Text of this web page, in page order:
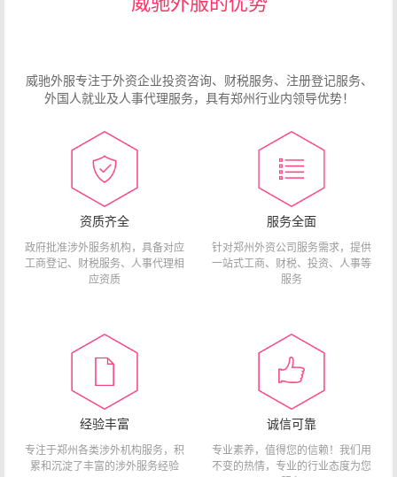
一图看懂！ 新版中华人民共和国外国人永久居留身份证与外国护
应:2023年4月中共中央政治局会议强调，要把吸引外商投资放在
更加重要的位置，稳住外贸外资基本盘。近日，...
国家移民管理局政务服务平台开通外国人签证证件网上预约查询等功能
等功能:2023年10月9日起，国家移民管理局政务服务平台开通在
华外籍人士签证证件网上预约查询等功能。具...
威驰外服专注于外资企业投资咨询、财税服务、注册登记服务、
外国人就业及人事代理服务，具有郑州行业内领导优势！
资质齐全
政府批准涉外服务机构，具备对应
工商登记、财税服务、人事代理相
应资质
服务全面
针对郑州外资公司服务需求，提供
一站式工商、财税、投资、人事等
服务
经验丰富
专注于郑州各类涉外机构服务，积
累和沉淀了丰富的涉外服务经验
诚信可靠
专业素养，值得您的信赖！我们用
不变的热情，专业的行业态度为您